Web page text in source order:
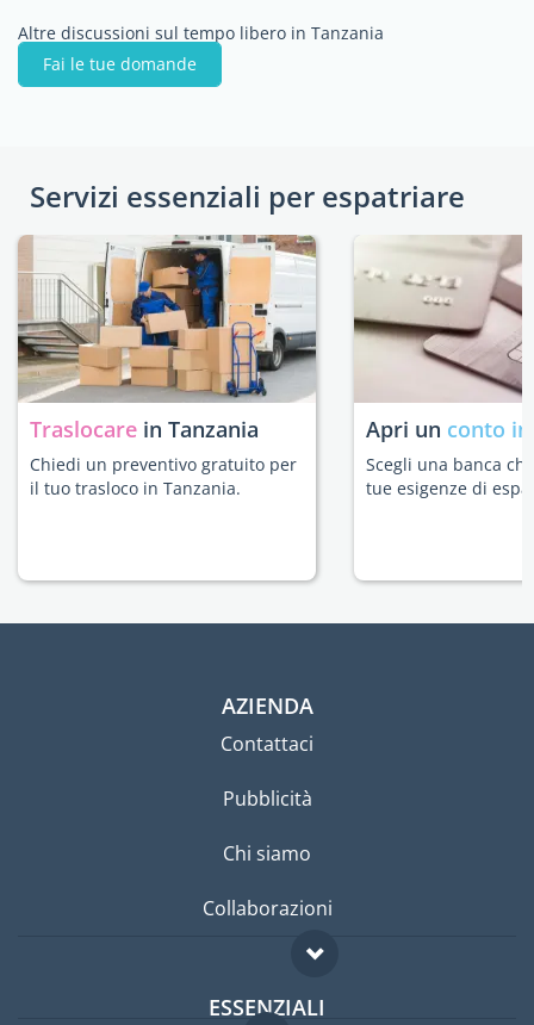
Altre discussioni sul tempo libero in Tanzania
Fai le tue domande
Servizi essenziali per espatriare
Traslocare in Tanzania
Chiedi un preventivo gratuito per
il tuo trasloco in Tanzania.
Apri un conto
Scegli una banca
tue esigenze di
AZIENDA
Contattaci
Pubblicità
Chi siamo
Collaborazioni
ESSENZIALI